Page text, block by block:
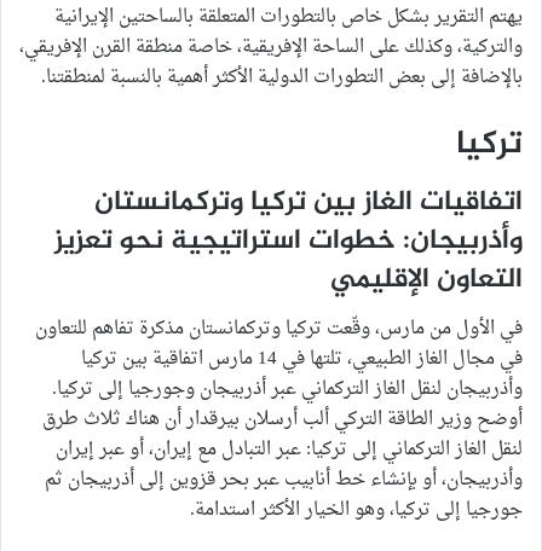
يهتم التقرير بشكل خاص بالتطورات المتعلقة بالساحتين الإيرانية
والتركية، وكذلك على الساحة الإفريقية، خاصة منطقة القرن الإفريقي،
بالإضافة إلى بعض التطورات الدولية الأكثر أهمية بالنسبة لمنطقتنا.
تركيا
اتفاقيات الغاز بين تركيا وتركمانستان
وأذربيجان: خطوات استراتيجية نحو تعزيز
التعاون الإقليمي
في الأول من مارس، وقّعت تركيا وتركمانستان مذكرة تفاهم للتعاون
في مجال الغاز الطبيعي، تلتها في 14 مارس اتفاقية بين تركيا
وأذربيجان لنقل الغاز التركماني عبر أذربيجان وجورجيا إلى تركيا.
أوضح وزير الطاقة التركي ألب أرسلان بيرقدار أن هناك ثلاث طرق
لنقل الغاز التركماني إلى تركيا: عبر التبادل مع إيران، أو عبر إيران
وأذربيجان، أو بإنشاء خط أنابيب عبر بحر قزوين إلى أذربيجان ثم
جورجيا إلى تركيا، وهو الخيار الأكثر استدامة.